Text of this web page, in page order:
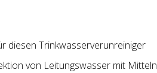
diesen Trinkwasserverunreiniger
von Leitungswasser mit Mitteln